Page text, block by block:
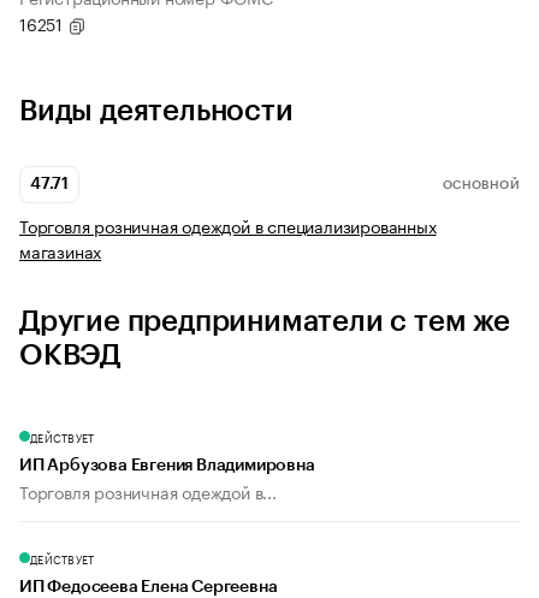
16251
Виды деятельности
47.71 ОСНОВНОЙ
Торговля розничная одеждой в специализированных
магазинах
Другие предприниматели с тем же
ОКВЭД
ДЕЙСТВУЕТ
ИП Арбузова Евгения Владимировна
Торговля розничная одеждой в...
ДЕЙСТВУЕТ
ИП Федосеева Елена Сергеевна